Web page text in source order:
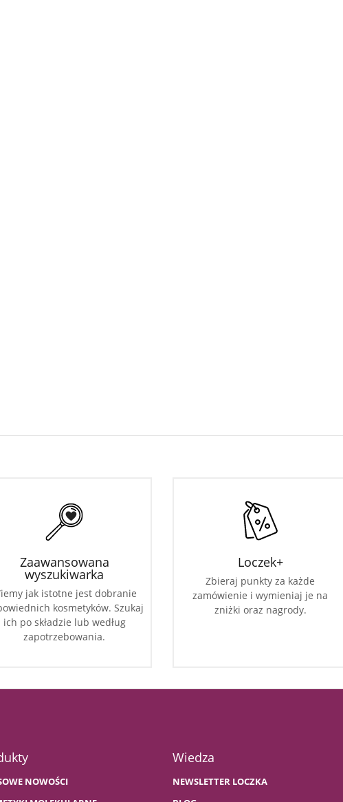
Zaawansowana
wyszukiwarka
jak istotne jest dobranie
kosmetyków. Szukaj
ich po składzie lub według
zapotrzebowania.
Loczek+
Zbieraj punkty za każde
zamówienie i wymieniaj je na
zniżki oraz nagrody.
NOWOŚCI
Wiedza
NEWSLETTER LOCZKA